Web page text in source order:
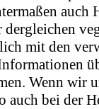
auch
mit den
Wenn wir
auch bei der